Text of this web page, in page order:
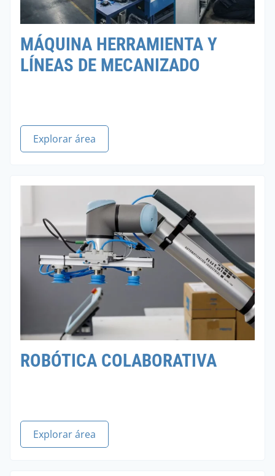
MÁQUINA HERRAMIENTA Y
LÍNEAS DE MECANIZADO
Explorar área
ROBÓTICA COLABORATIVA
Explorar área